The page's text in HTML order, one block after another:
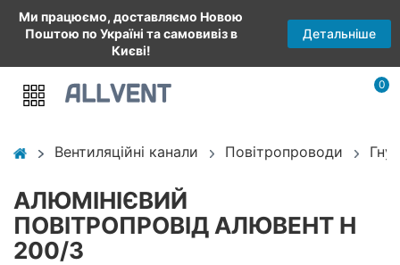
Ми працюємо, доставляємо Новою
Поштою по Україні та самовивіз в
Києві!
Детальніше
0
Вентиляційні канали Повітропроводи
АЛЮМІНІЄВИЙ
ПОВІТРОПРОВІД АЛЮВЕНТ Н
200/3